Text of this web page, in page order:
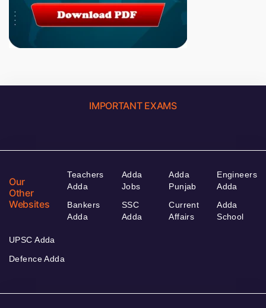
IMPORTANT EXAMS
Our
Other
Websites
Teachers
Adda
Bankers
Adda
Adda
Jobs
SSC
Adda
Adda
Punjab
Current
Affairs
Engineers
Adda
Adda
School
UPSC Adda
Defence Adda